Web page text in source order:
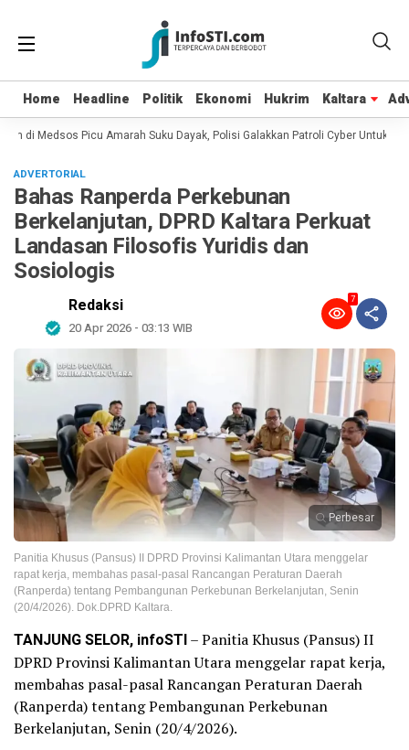
Home Headline Politik Ekonomi Hukrim Kaltara
Home Headline Politik Ekonomi Hukrim Kaltara
di Medsos Picu Amarah Suku Dayak, Polisi Galakkan Patroli Cyber Untuk
ADVERTORIAL
Bahas Ranperda Perkebunan
Berkelanjutan, DPRD Kaltara Perkuat
Landasan Filosofis Yuridis dan
Sosiologis
Redaksi
20 Apr 2026 - 03:13 WIB
7
Perbesar
Panitia Khusus (Pansus) II DPRD Provinsi Kalimantan Utara menggelar
rapat kerja, membahas pasal-pasal Rancangan Peraturan Daerah
(Ranperda) tentang Pembangunan Perkebunan Berkelanjutan, Senin
(20/4/2026). Dok.DPRD Kaltara.
TANJUNG SELOR, infoSTI– Panitia Khusus (Pansus) II
DPRD Provinsi Kalimantan Utara menggelar rapat kerja,
membahas pasal-pasal Rancangan Peraturan Daerah
(Ranperda) tentang Pembangunan Perkebunan
Berkelanjutan, Senin (20/4/2026).